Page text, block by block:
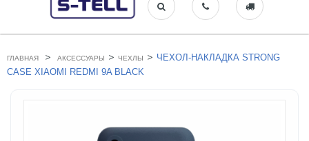
ГЛАВНАЯ > АКСЕССУАРЫ > ЧЕХЛЫ > ЧЕХОЛ-НАКЛАДКА STRONG
CASE XIAOMI REDMI 9A BLACK